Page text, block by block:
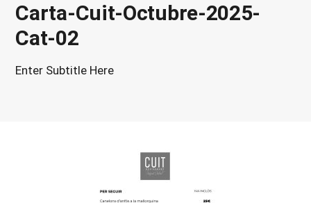
Carta-Cuit-Octubre-2025-
Cat-02
Enter Subtitle Here